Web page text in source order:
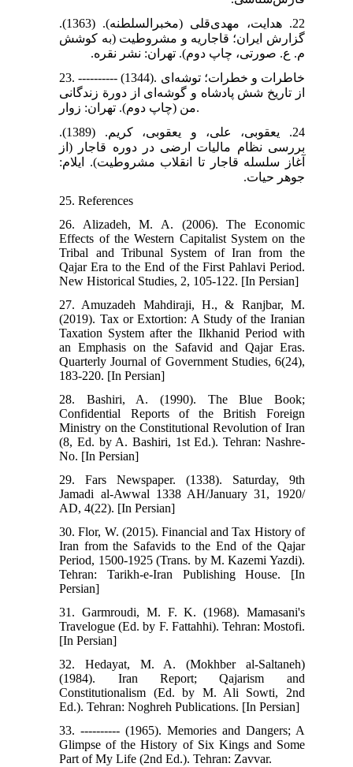
22. هدایت، مهدی‌قلی (مخبرالسلطنه). (1363).
گزارش ایران؛ قاجاریه و مشروطیت (به کوشش
م. ع. صورتی، چاپ دوم). تهران: نشر نقره.
23. ---------- (1344). خاطرات و خطرات؛ توشه‌ای
از تاریخ شش پادشاه و گوشه‌ای از دورة زندگانی
من (چاپ دوم). تهران: زوار.
24. یعقوبی، علی، و یعقوبی، کریم. (1389).
بررسی نظام مالیات ارضی در دوره قاجار (از
آغاز سلسله قاجار تا انقلاب مشروطیت). ایلام:
جوهر حیات.
25. References
26. Alizadeh, M. A. (2006). The Economic
Effects of the Western Capitalist System on the
Tribal and Tribunal System of Iran from the
Qajar Era to the End of the First Pahlavi Period.
New Historical Studies, 2, 105-122. [In Persian]
27. Amuzadeh Mahdiraji, H., & Ranjbar, M.
(2019). Tax or Extortion: A Study of the Iranian
Taxation System after the Ilkhanid Period with
an Emphasis on the Safavid and Qajar Eras.
Quarterly Journal of Government Studies, 6(24),
183-220. [In Persian]
28. Bashiri, A. (1990). The Blue Book;
Confidential Reports of the British Foreign
Ministry on the Constitutional Revolution of Iran
(8, Ed. by A. Bashiri, 1st Ed.). Tehran: Nashre-
No. [In Persian]
29. Fars Newspaper. (1338). Saturday, 9th
Jamadi al-Awwal 1338 AH/January 31, 1920/
AD, 4(22). [In Persian]
30. Flor, W. (2015). Financial and Tax History of
Iran from the Safavids to the End of the Qajar
Period, 1500-1925 (Trans. by M. Kazemi Yazdi).
Tehran: Tarikh-e-Iran Publishing House. [In
Persian]
31. Garmroudi, M. F. K. (1968). Mamasani's
Travelogue (Ed. by F. Fattahhi). Tehran: Mostofi.
[In Persian]
32. Hedayat, M. A. (Mokhber al-Saltaneh)
(1984). Iran Report; Qajarism and
Constitutionalism (Ed. by M. Ali Sowti, 2nd
Ed.). Tehran: Noghreh Publications. [In Persian]
33. ---------- (1965). Memories and Dangers; A
Glimpse of the History of Six Kings and Some
Part of My Life (2nd Ed.). Tehran: Zavvar.